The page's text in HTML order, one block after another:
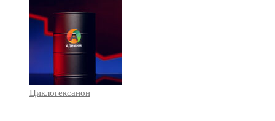
Циклогексанон